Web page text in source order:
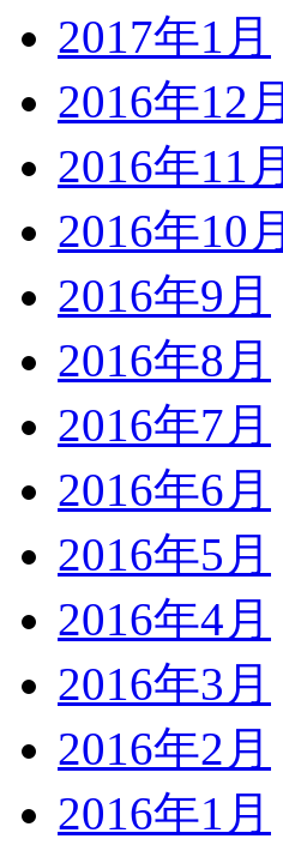
2017年1月
2016年12月
2016年11月
2016年10月
2016年9月
2016年8月
2016年7月
2016年6月
2016年5月
2016年4月
2016年3月
2016年2月
2016年1月